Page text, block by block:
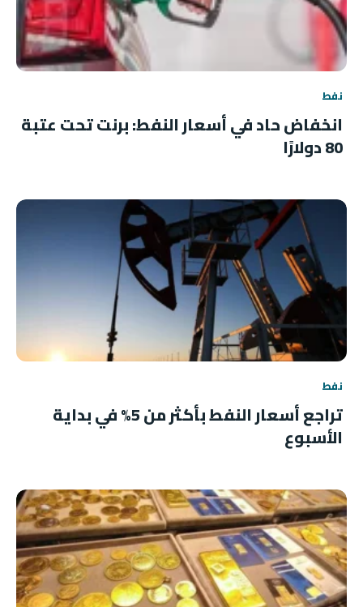
نفط
انخفاض حاد في أسعار النفط: برنت تحت عتبة
80 دولارًا
نفط
تراجع أسعار النفط بأكثر من 5% في بداية
الأسبوع